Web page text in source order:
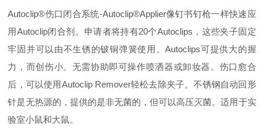
Autoclip®伤口闭合系统-Autoclip®Applier像钉书钉枪一样快速应
用Autoclip闭合剂。申请者将持有20个Autoclips，这些夹子固定
牢固并可以由不生锈的铍铜弹簧使用。Autoclips可提供大的握
力，而创伤小。无需协助即可操作喷洒器或卸妆器。伤口愈合
后，可以使用Autoclip Remover轻松去除夹子。不锈钢自动回形
针是无热源的，提供的是非无菌的，但可以高压灭菌。适用于实
验室小鼠和大鼠。